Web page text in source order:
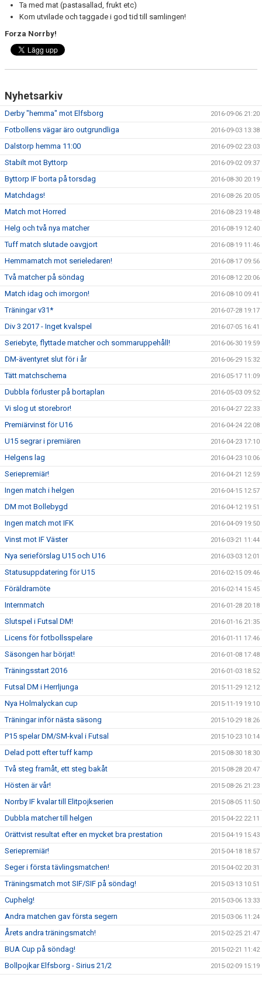
Ta med mat (pastasallad, frukt etc)
Kom utvilade och taggade i god tid till samlingen!
Forza Norrby!
Nyhetsarkiv
Derby "hemma" mot Elfsborg 2016-09-06 21:20
Fotbollens vägar äro outgrundliga 2016-09-03 13:38
Dalstorp hemma 11:00 2016-09-02 23:03
Stabilt mot Byttorp 2016-09-02 09:37
Byttorp IF borta på torsdag 2016-08-30 20:19
Matchdags! 2016-08-26 20:05
Match mot Horred 2016-08-23 19:48
Helg och två nya matcher 2016-08-19 12:40
Tuff match slutade oavgjort 2016-08-19 11:46
Hemmamatch mot serieledaren! 2016-08-17 09:56
Två matcher på söndag 2016-08-12 20:06
Match idag och imorgon! 2016-08-10 09:41
Träningar v31* 2016-07-28 19:17
Div 3 2017 - Inget kvalspel 2016-07-05 16:41
Seriebyte, flyttade matcher och sommaruppehåll! 2016-06-30 19:59
DM-äventyret slut för i år 2016-06-29 15:32
Tätt matchschema 2016-05-17 11:09
Dubbla förluster på bortaplan 2016-05-03 09:52
Vi slog ut storebror! 2016-04-27 22:33
Premiärvinst för U16 2016-04-24 22:08
U15 segrar i premiären 2016-04-23 17:10
Helgens lag 2016-04-23 10:06
Seriepremiär! 2016-04-21 12:59
Ingen match i helgen 2016-04-15 12:57
DM mot Bollebygd 2016-04-12 19:51
Ingen match mot IFK 2016-04-09 19:50
Vinst mot IF Väster 2016-03-21 11:44
Nya serieförslag U15 och U16 2016-03-03 12:01
Statusuppdatering för U15 2016-02-15 09:46
Föräldramöte 2016-02-14 15:45
Internmatch 2016-01-28 20:18
Slutspel i Futsal DM! 2016-01-16 21:35
Licens för fotbollsspelare 2016-01-11 17:46
Säsongen har börjat! 2016-01-08 17:48
Träningsstart 2016 2016-01-03 18:52
Futsal DM i Herrljunga 2015-11-29 12:12
Nya Holmalyckan cup 2015-11-19 19:10
Träningar inför nästa säsong 2015-10-29 18:26
P15 spelar DM/SM-kval i Futsal 2015-10-23 10:14
Delad pott efter tuff kamp 2015-08-30 18:30
Två steg framåt, ett steg bakåt 2015-08-28 20:47
Hösten är vår! 2015-08-26 21:23
Norrby IF kvalar till Elitpojkserien 2015-08-05 11:50
Dubbla matcher till helgen 2015-04-22 22:11
Orättvist resultat efter en mycket bra prestation 2015-04-19 15:43
Seriepremiär! 2015-04-18 18:57
Seger i första tävlingsmatchen! 2015-04-02 20:31
Träningsmatch mot SIF/SIF på söndag! 2015-03-13 10:51
Cuphelg! 2015-03-06 13:33
Andra matchen gav första segern 2015-03-06 11:24
Årets andra träningsmatch! 2015-02-25 21:47
BUA Cup på söndag! 2015-02-21 11:42
Bollpojkar Elfsborg - Sirius 21/2 2015-02-09 15:19